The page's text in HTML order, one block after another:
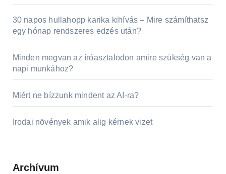
30 napos hullahopp karika kihívás – Mire számíthatsz
egy hónap rendszeres edzés után?
Minden megvan az íróasztalodon amire szükség van a
napi munkához?
Miért ne bízzunk mindent az AI-ra?
Irodai növények amik alig kérnek vizet
Archívum